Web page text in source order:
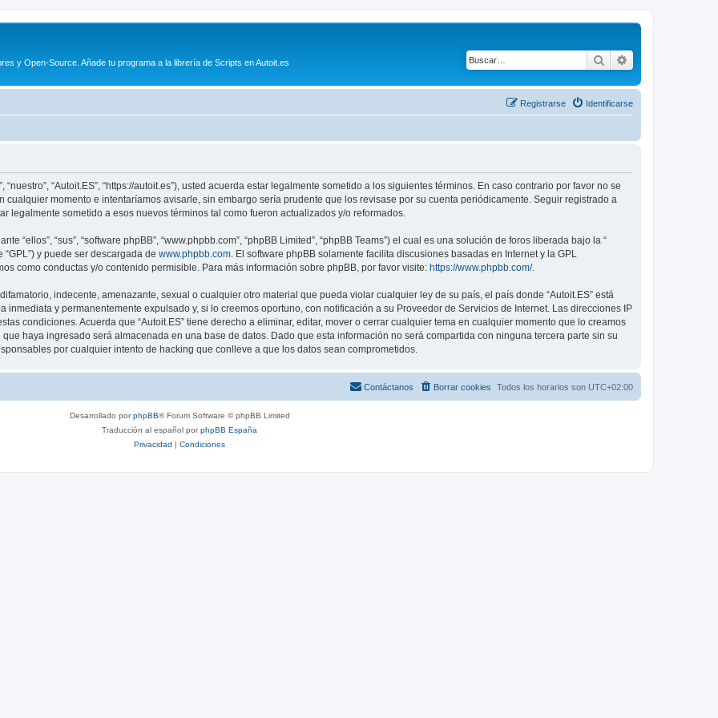
y Open-Source. Añade tu programa a la librería de Scripts en Autoit.es Buscar
Identificarse
Registrarse
“nuestro”, “Autoit.ES”, “https://autoit.es”), usted acuerda estar legalmente sometido a los siguientes términos. En caso contrario por favor no se
cualquier momento e intentaríamos avisarle, sin embargo sería prudente que los revisase por su cuenta periódicamente. Seguir registrado a
legalmente sometido a esos nuevos términos tal como fueron actualizados y/o reformados.
“ellos”, “sus”, “software phpBB”, “www.phpbb.com”, “phpBB Limited”, “phpBB Teams”) el cual es una solución de foros liberada bajo la “
“GPL”) y puede ser descargada de www.phpbb.com . El software phpBB solamente facilita discusiones basadas en Internet y la GPL
como conductas y/o contenido permisible. Para más información sobre phpBB, por favor visite: https://www.phpbb.com/.
indecente, amenazante, sexual o cualquier otro material que pueda violar cualquier ley de su país, el país donde “Autoit.ES” está
y permanentemente expulsado y, si lo creemos oportuno, con notificación a su Proveedor de Servicios de Internet. Las direcciones IP
condiciones. Acuerda que “Autoit.ES” tiene derecho a eliminar, editar, mover o cerrar cualquier tema en cualquier momento que lo creamos
haya ingresado será almacenada en una base de datos. Dado que esta información no será compartida con ninguna tercera parte sin su
por cualquier intento de hacking que conlleve a que los datos sean comprometidos.
Todos los horarios son UTC+02:00
Borrar cookies
Contáctanos
Desarrollado porphpBB® Forum Software © phpBB Limited
Traducción al español porphpBB España
Privacidad | Condiciones